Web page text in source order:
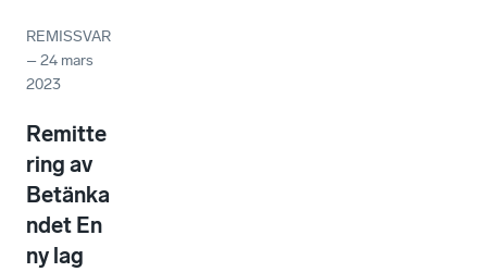
REMISSVAR
–24 mars
2023
Remitte
ring av
Betänka
ndet En
ny lag